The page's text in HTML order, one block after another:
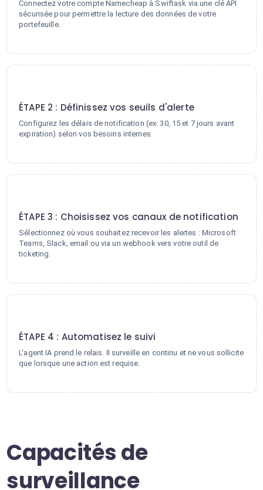
Connectez votre compte Namecheap à Swiftask via une clé API
sécurisée pour permettre la lecture des données de votre
portefeuille.
ÉTAPE 2 : Définissez vos seuils d'alerte
Configurez les délais de notification (ex: 30, 15 et 7 jours avant
expiration) selon vos besoins internes.
ÉTAPE 3 : Choisissez vos canaux de notification
Sélectionnez où vous souhaitez recevoir les alertes : Microsoft
Teams, Slack, email ou via un webhook vers votre outil de
ticketing.
ÉTAPE 4 : Automatisez le suivi
L'agent IA prend le relais. Il surveille en continu et ne vous sollicite
que lorsque une action est requise.
Capacités de
surveillance